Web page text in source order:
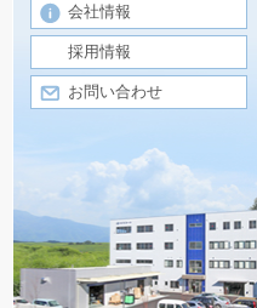
会社情報
採用情報
お問い合わせ